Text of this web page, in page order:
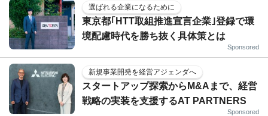
選ばれる企業になるために
東京都｢HTT取組推進宣言企業｣登録で環
境配慮時代を勝ち抜く具体策とは
Sponsored
新規事業開発を経営アジェンダへ
スタートアップ探索からM&Aまで、経営
戦略の実装を支援するAT PARTNERS
Sponsored